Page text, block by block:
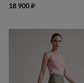
18 900